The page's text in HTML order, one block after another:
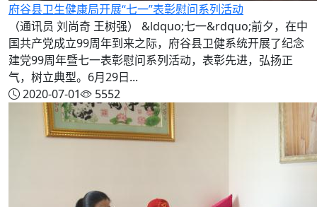
府谷县卫生健康局开展“七一”表彰慰问系列活动
（通讯员 刘尚奇 王树强） &ldquo;七一&rdquo;前夕，在中
国共产党成立99周年到来之际，府谷县卫健系统开展了纪念
建党99周年暨七一表彰慰问系列活动，表彰先进，弘扬正
气，树立典型。6月29日...
2020-07-01
5552